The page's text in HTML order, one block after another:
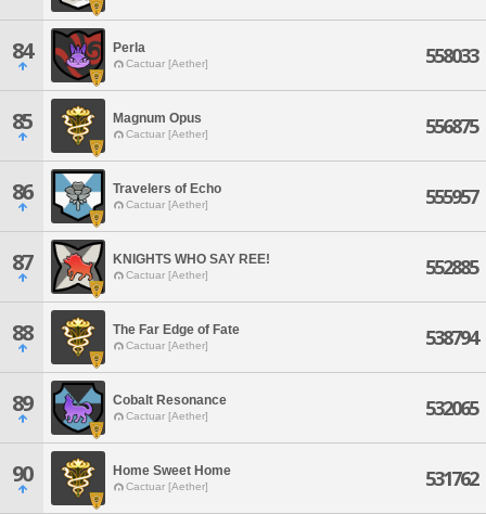
84 Perla
Cactuar [Aether] 558033
85 Magnum Opus
Cactuar [Aether] 556875
86 Travelers of Echo
Cactuar [Aether] 555957
87 KNIGHTS WHO SAY REE!
Cactuar [Aether] 552885
88 The Far Edge of Fate
Cactuar [Aether] 538794
89 Cobalt Resonance
Cactuar [Aether] 532065
90 Home Sweet Home
Cactuar [Aether] 531762